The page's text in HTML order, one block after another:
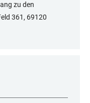
zu den
361, 69120